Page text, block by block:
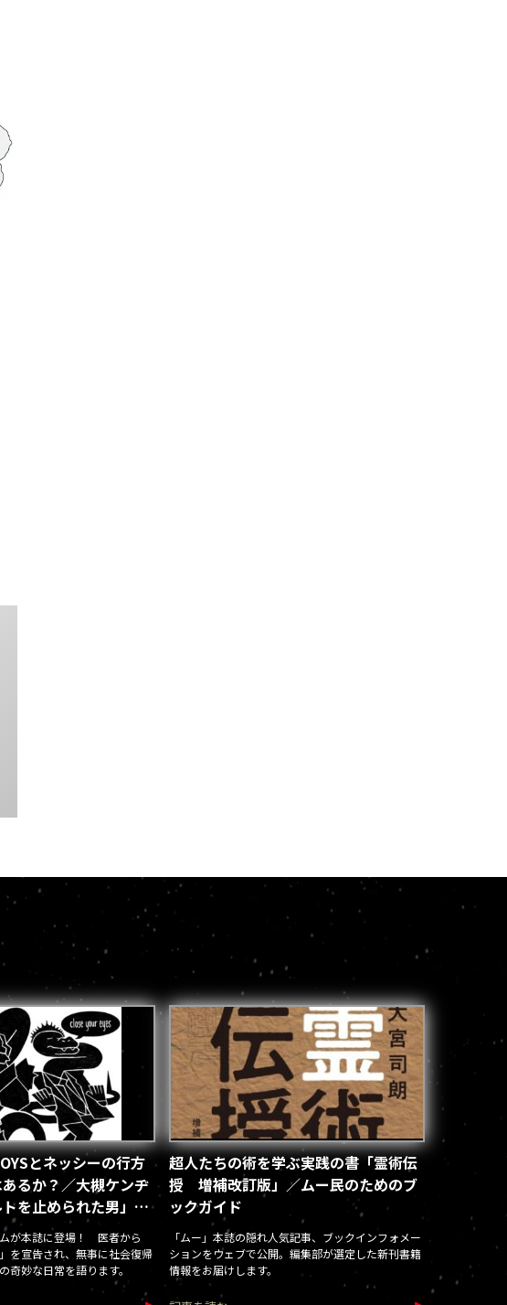
とネッシーの行方
るか？／大槻ケンヂ
トを止められた男」新
が本誌に登場！ 医者から
を宣告され、無事に社会復帰
奇妙な日常を語ります。
超人たちの術を学ぶ実践の書「霊術伝
授 増補改訂版」／ムー民のためのブ
ックガイド
「ムー」本誌の隠れ人気記事、ブックインフォメー
ションをウェブで公開。編集部が選定した新刊書籍
情報をお届けします。